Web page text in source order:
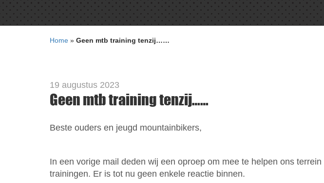
Home » Geen mtb training tenzij……
19 augustus 2023
Geen mtb training tenzij……
Beste ouders en jeugd mountainbikers,
In een vorige mail deden wij een oproep om mee te helpen ons
trainingen. Er is tot nu geen enkele reactie binnen.